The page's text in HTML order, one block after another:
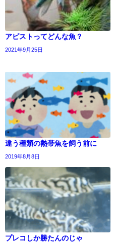
アピストってどんな魚？
2021年9月25日
違う種類の熱帯魚を飼う前に
2019年8月8日
プレコしか勝たんのじゃ